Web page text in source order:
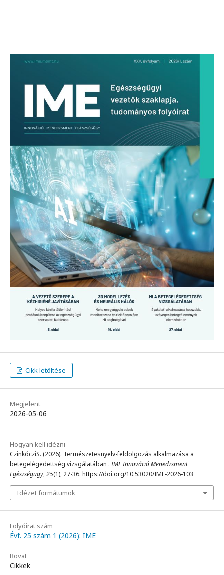
Cikk letöltése
Megjelent
2026-05-06
Hogyan kell idézni
CzinkócziS. (2026). Természetesnyelv-feldolgozás alkalmazása a
betegelégedettség vizsgálatában .IME Innováció Menedzsment
Egészségügy,25(1), 27-36. https://doi.org/10.53020/IME-2026-103
Idézet formátumok
Folyóirat szám
Évf. 25 szám 1 (2026): IME
Rovat
Cikkek